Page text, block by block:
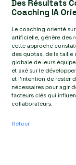
Des Résultats
Coaching IA
Le coaching orienté
artificielle, génère des
cette approche
des quotas, de la taille
globale de leurs
et axé sur le
et l'intention de rester
nécessaires pour agir
facteurs clés qui
collaborateurs.
Retour